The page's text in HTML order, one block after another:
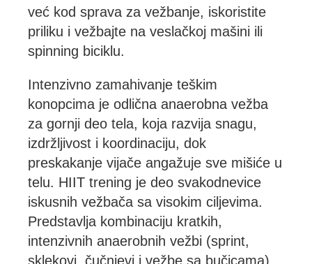
već kod sprava za vežbanje, iskoristite
priliku i vežbajte na veslačkoj mašini ili
spinning biciklu.
Intenzivno zamahivanje teškim
konopcima je odlična anaerobna vežba
za gornji deo tela, koja razvija snagu,
izdržljivost i koordinaciju, dok
preskakanje vijače angažuje sve mišiće u
telu. HIIT trening je deo svakodnevice
iskusnih vežbača sa visokim ciljevima.
Predstavlja kombinaciju kratkih,
intenzivnih anaerobnih vežbi (sprint,
sklekovi, čučnjevi i vežbe sa bučicama)